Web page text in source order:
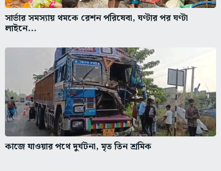
সার্ভার সমস্যায় থমকে রেশন পরিষেবা, ঘণ্টার পর ঘণ্টা
লাইনে...
কাজে যাওয়ার পথে দুর্ঘটনা, মৃত তিন শ্রমিক